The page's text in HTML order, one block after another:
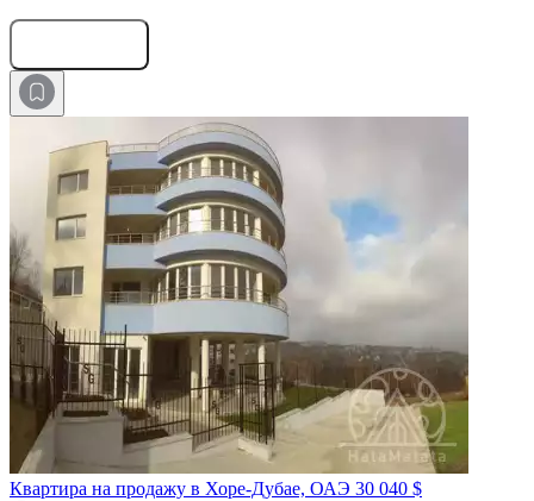
Квартира на продажу в Хоре-Дубае, ОАЭ 30 040 $